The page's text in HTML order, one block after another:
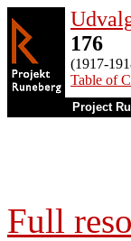
176
(1917-
Table of
Project
Full